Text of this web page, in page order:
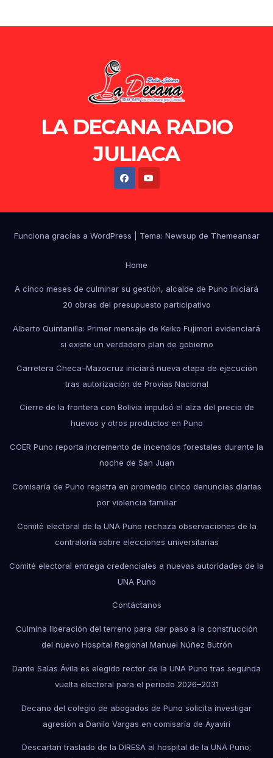
LA DECANA RADIO
JULIACA
Funciona gracias a WordPress Tema: Newsup de Themeansar
Home
A cinco meses de culminar su gestión, alcalde de Puno iniciará
20 obras del presupuesto participativo
Alberto Quintanilla: Primer mensaje de Keiko Fujimori evidenciará
si existe un verdadero plan de gobierno
Carretera Checa–Mazocruz iniciará nueva etapa de ejecución
tras autorización de Provías Nacional
Cierre de la frontera con Bolivia impulsó el alza del precio de
huevos y otros productos en Puno
COER Puno reporta incremento de incendios forestales durante la
noche de San Juan
Comisaría de Puno registra en promedio cinco denuncias diarias
por violencia familiar
Comité electoral de la UNA Puno rechaza observaciones de la
contraloría sobre elecciones universitarias
Comité electoral entrega credenciales a nuevas autoridades de la
UNA Puno
Contáctanos
Culmina liberación del terreno para dar paso a la construcción
del nuevo Hospital Regional Manuel Núñez Butrón
Dante Salas Ávila es elegido rector de la UNA Puno tras segunda
vuelta electoral para el periodo 2026–2031
Decano del colegio de abogados de Puno solicita investigar
agresión a Danilo Vargas en comisaría de Ayaviri
Descartan traslado de la DIRESA al hospital de la UNA Puno;